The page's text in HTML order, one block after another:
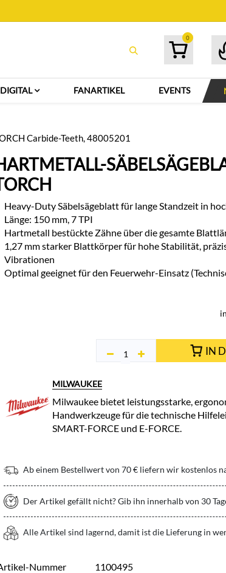
0
DIGITAL FANARTIKEL EVENTS
Carbide-Teeth, 48005201
Heavy-Duty Säbelsägeblatt für lange Standzeit in
Länge: 150 mm, 7 TPI
Hartmetall bestückte Zähne über die gesamte
1,27 mm starker Blattkörper für hohe Stabilität,
Vibrationen
Optimal geeignet für den Feuerwehr-Einsatz
IN
MILWAUKEE
Milwaukee bietet leistungsstarke,
Handwerkzeuge für die technische
SMART-FORCE und E-FORCE.
Ab einem Bestellwert von 70 € liefern wir kostenlos
Der Artikel gefällt nicht? Gib ihn innerhalb von 30
Alle Artikel sind lagernd, damit ist die Lieferung in
Nummer
1100495